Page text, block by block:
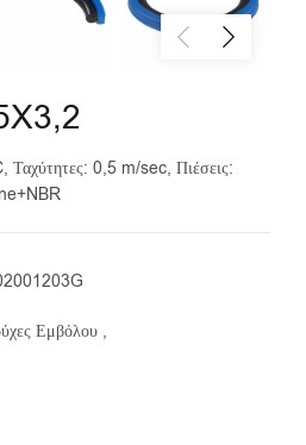
0,5 m/sec, Πιέσεις:
Εμβόλου ,